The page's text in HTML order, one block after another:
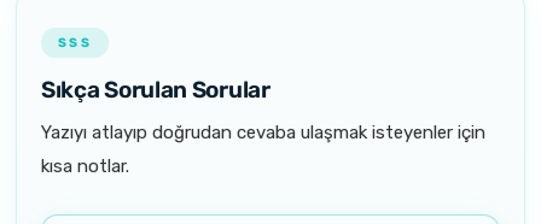
SSS
Sıkça Sorulan Sorular
Yazıyı atlayıp doğrudan cevaba ulaşmak isteyenler için
kısa notlar.